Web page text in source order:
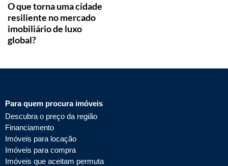
O que torna uma cidade
resiliente no mercado
imobiliário de luxo
global?
Para quem procura imóveis
Descubra o preço da região
Financiamento
Imóveis para locação
Imóveis para compra
Imóveis que aceitam permuta